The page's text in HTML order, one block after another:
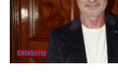
Celebrity